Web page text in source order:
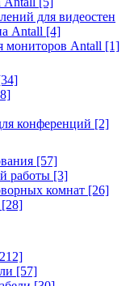
для видеостен
Antall [4]
мониторов Antall [1]
конференций [2]
[57]
работы [3]
комнат [26]
[28]
[57]